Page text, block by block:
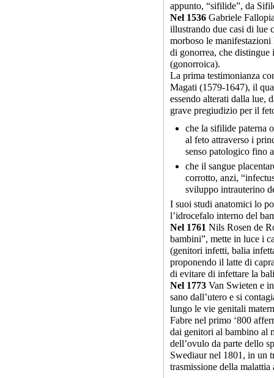
appunto, “sifilide”, da
Nel 1536 Gabriele
illustrando due casi di lue
morboso le
di gonorrea, che
(gonorroica).
La prima testimonianza
Magati (1579-1647), il
essendo alterati dalla lue,
grave pregiudizio per il
che la sifilide paterna
al feto attraverso i
senso patologico fino
che il sangue
corrotto, anzi,
sviluppo intrauterino
I suoi studi anatomici lo
l’idrocefalo interno del
Nel 1761 Nils Rosen de
bambini”, mette in luce i
(genitori infetti, balia
proponendo il latte di
di evitare di infettare la
Nel 1773 Van Swieten e
sano dall’utero e si
lungo le vie genitali
Fabre nel primo ‘800
dai genitori al bambino al
dell’ovulo da parte dello
Swediaur nel 1801, in un
trasmissione della malattia